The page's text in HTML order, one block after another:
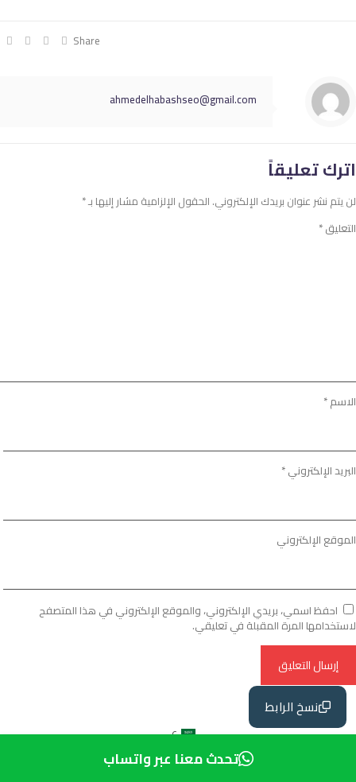
نسخ الرابط
تحدث معنا عبر واتساب
Share
ahmedelhabashseo@gmail.com
اترك تعليقاً
لن يتم نشر عنوان بريدك الإلكتروني. الحقول الإلزامية مشار إليها بـ*
التعليق*
الاسم*
البريد الإلكتروني*
الموقع الإلكتروني
احفظ اسمي، بريدي الإلكتروني، والموقع الإلكتروني في هذا المتصفح
لاستخدامها المرة المقبلة في تعليقي.
ع